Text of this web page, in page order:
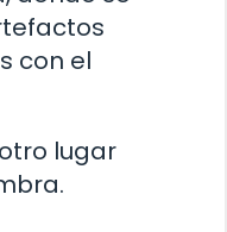
con el
lugar